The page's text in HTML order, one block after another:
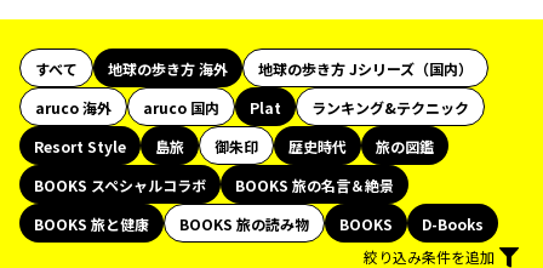
すべて 地球の歩き方 海外
地球の歩き方 Jシリーズ（国内）
aruco 海外
aruco 国内 Plat
ランキング&テクニック
Resort Style
島旅 御朱印 歴史時代
旅の図鑑
BOOKS スペシャルコラボ
BOOKS 旅の名言＆絶景
BOOKS 旅と健康
BOOKS 旅の読み物 BOOKS
D-Books
絞り込み条件を追加